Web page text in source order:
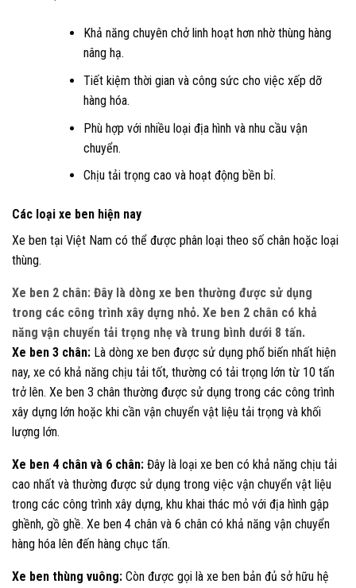
Khả năng chuyên chở linh hoạt hơn nhờ thùng hàng
nâng hạ.
Tiết kiệm thời gian và công sức cho việc xếp dỡ
hàng hóa.
Phù hợp với nhiều loại địa hình và nhu cầu vận
chuyển.
Chịu tải trọng cao và hoạt động bền bỉ.
Các loại xe ben hiện nay
Xe ben tại Việt Nam có thể được phân loại theo số chân hoặc loại
thùng.
Xe ben 2 chân: Đây là dòng xe ben thường được sử dụng
trong các công trình xây dựng nhỏ. Xe ben 2 chân có khả
năng vận chuyển tải trọng nhẹ và trung bình dưới 8 tấn.
Xe ben 3 chân: Là dòng xe ben được sử dụng phổ biến nhất hiện
nay, xe có khả năng chịu tải tốt, thường có tải trọng lớn từ 10 tấn
trở lên. Xe ben 3 chân thường được sử dụng trong các công trình
xây dựng lớn hoặc khi cần vận chuyển vật liệu tải trọng và khối
lượng lớn.
Xe ben 4 chân và 6 chân: Đây là loại xe ben có khả năng chịu tải
cao nhất và thường được sử dụng trong việc vận chuyển vật liệu
trong các công trình xây dựng, khu khai thác mỏ với địa hình gập
ghềnh, gồ ghề. Xe ben 4 chân và 6 chân có khả năng vận chuyển
hàng hóa lên đến hàng chục tấn.
Xe ben thùng vuông: Còn được gọi là xe ben bản đủ sở hữu hệ